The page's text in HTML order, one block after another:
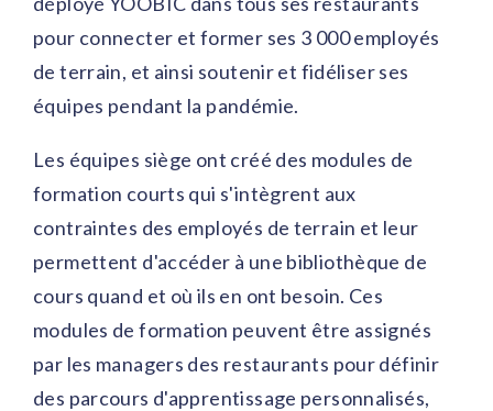
pour connecter et former ses 3 000 employés
de terrain, et ainsi soutenir et fidéliser ses
équipes pendant la pandémie.
Les équipes siège ont créé des modules de
formation courts qui s'intègrent aux
contraintes des employés de terrain et leur
permettent d'accéder à une bibliothèque de
cours quand et où ils en ont besoin. Ces
modules de formation peuvent être assignés
par les managers des restaurants pour définir
des parcours d'apprentissage personnalisés,